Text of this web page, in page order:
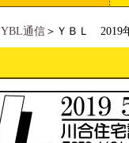
YBL通信 ＞ＹＢＬ 2019